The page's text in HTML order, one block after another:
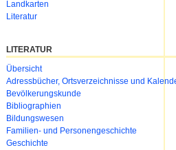
Landkarten
Literatur
LITERATUR
Navigation
überspringen
Übersicht
Adressbücher, Ortsverzeichnisse und
Bevölkerungskunde
Bibliographien
Bildungswesen
Familien- und Personengeschichte
Geschichte